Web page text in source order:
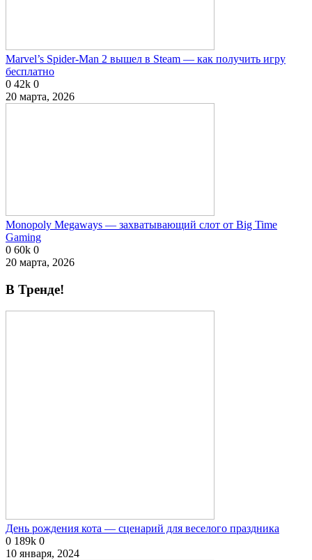
Marvel’s Spider-Man 2 вышел в Steam — как получить игру
бесплатно
0 42k 0
20 марта, 2026
Monopoly Megaways — захватывающий слот от Big Time
Gaming
0 60k 0
20 марта, 2026
В Тренде!
День рождения кота — сценарий для веселого праздника
0 189k 0
10 января, 2024